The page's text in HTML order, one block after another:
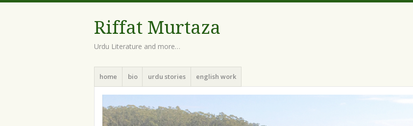
Riffat Murtaza
Urdu Literature and more…
Menu
Skip
to
content
home bio urdu stories english work